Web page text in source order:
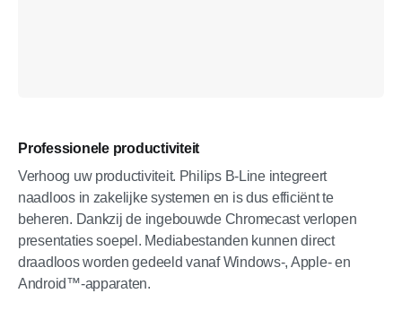
Professionele productiviteit
Verhoog uw productiviteit. Philips B-Line integreert
naadloos in zakelijke systemen en is dus efficiënt te
beheren. Dankzij de ingebouwde Chromecast verlopen
presentaties soepel. Mediabestanden kunnen direct
draadloos worden gedeeld vanaf Windows-, Apple- en
Android™-apparaten.